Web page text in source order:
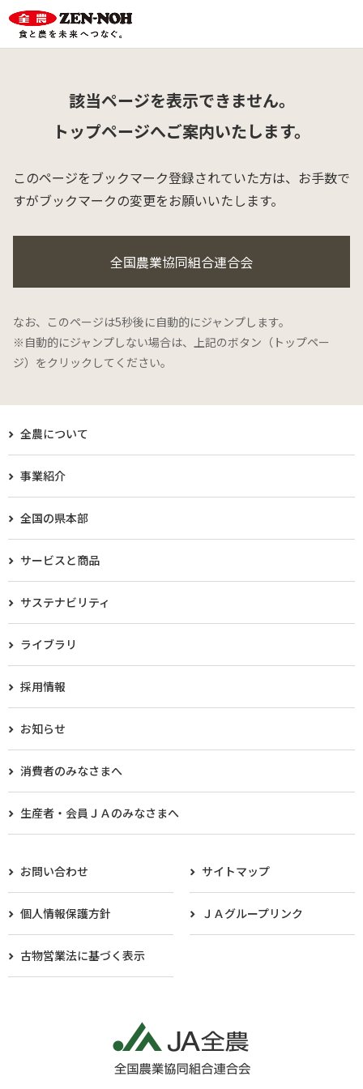
該当ページを表示できません。
トップページへご案内いたします。
このページをブックマーク登録されていた方は、 お手数で
すがブックマークの変更をお願いいたします。
全国農業協同組合連合会
なお、このページは5秒後に自動的にジャンプします。
※自動的にジャンプしない場合は、上記のボタン（トップペー
ジ）をクリックしてください。
全農について
事業紹介
全国の県本部
サービスと商品
サステナビリティ
ライブラリ
採用情報
お知らせ
消費者のみなさまへ
生産者・会員ＪＡのみなさまへ​
お問い合わせ サイトマップ
個人情報保護方針 ＪＡグループリンク
古物営業法に基づく表示